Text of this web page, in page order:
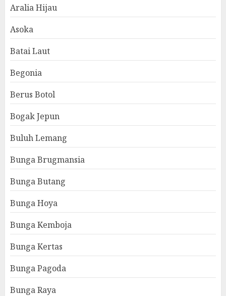
Aralia Hijau
Asoka
Batai Laut
Begonia
Berus Botol
Bogak Jepun
Buluh Lemang
Bunga Brugmansia
Bunga Butang
Bunga Hoya
Bunga Kemboja
Bunga Kertas
Bunga Pagoda
Bunga Raya